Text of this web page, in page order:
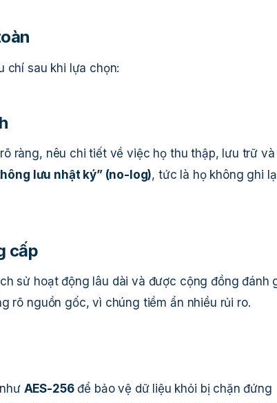
chí sau khi lựa chọn:
ràng, nêu chi tiết về việc họ thu thập, lưu trữ
lưu nhật ký” (no-log), tức là họ không ghi
cấp
sử hoạt động lâu dài và được cộng đồng đánh
rõ nguồn gốc, vì chúng tiềm ẩn nhiều rủi ro.
AES-256để bảo vệ dữ liệu khỏi bị chặn đứng